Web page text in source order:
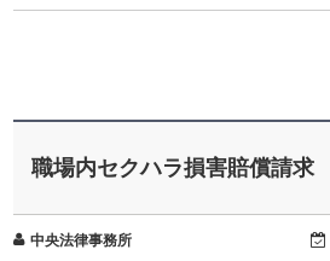
職場内セクハラ損害賠償請求
中央法律事務所